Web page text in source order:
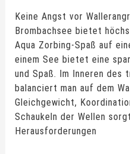
Keine Angst vor
Brombachsee bietet
Aqua Zorbing-Spaß auf
einem See bietet eine
und Spaß. Im Inneren des
balanciert man auf dem
Gleichgewicht,
Schaukeln der Wellen
Herausforderungen